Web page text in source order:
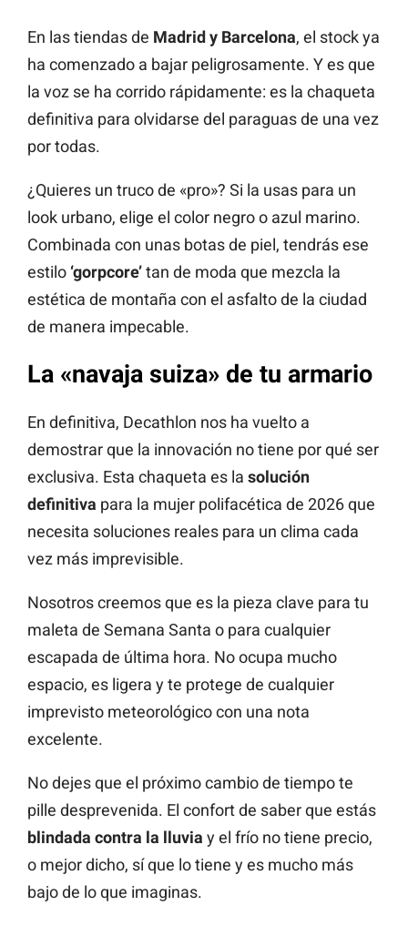
En las tiendas de Madrid y Barcelona, el stock ya
ha comenzado a bajar peligrosamente. Y es que
la voz se ha corrido rápidamente: es la chaqueta
definitiva para olvidarse del paraguas de una vez
por todas.
¿Quieres un truco de «pro»? Si la usas para un
look urbano, elige el color negro o azul marino.
Combinada con unas botas de piel, tendrás ese
estilo ‘gorpcore’tan de moda que mezcla la
estética de montaña con el asfalto de la ciudad
de manera impecable.
La «navaja suiza» de tu armario
En definitiva, Decathlon nos ha vuelto a
demostrar que la innovación no tiene por qué ser
exclusiva. Esta chaqueta es la solución
definitiva para la mujer polifacética de 2026 que
necesita soluciones reales para un clima cada
vez más imprevisible.
Nosotros creemos que es la pieza clave para tu
maleta de Semana Santa o para cualquier
escapada de última hora. No ocupa mucho
espacio, es ligera y te protege de cualquier
imprevisto meteorológico con una nota
excelente.
No dejes que el próximo cambio de tiempo te
pille desprevenida. El confort de saber que estás
blindada contra la lluvia y el frío no tiene precio,
o mejor dicho, sí que lo tiene y es mucho más
bajo de lo que imaginas.